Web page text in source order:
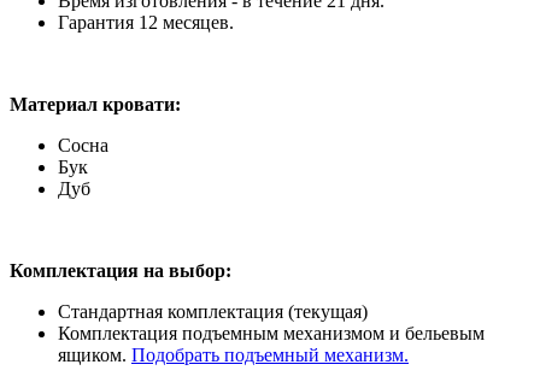
Гарантия 12 месяцев.
Материал кровати:
Сосна
Бук
Дуб
Комплектация на выбор:
Стандартная комплектация (текущая)
Комплектация подъемным механизмом и бельевым
ящиком. Подобрать подъемный механизм.